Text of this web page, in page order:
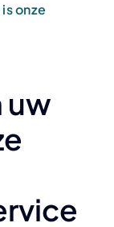
onze
uw